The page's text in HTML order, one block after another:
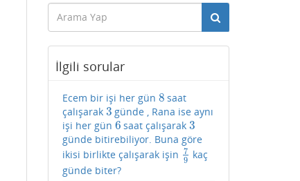
İlgili sorular
Ecem bir işi her gün 8
8 saat
çalışarak 3
3 günde , Rana ise aynı
işi her gün 6
6 saat çalışarak3
3
günde bitirebiliyor. Buna göre
ikisi birlikte çalışarak işin 7
9
79 kaç
günde biter?